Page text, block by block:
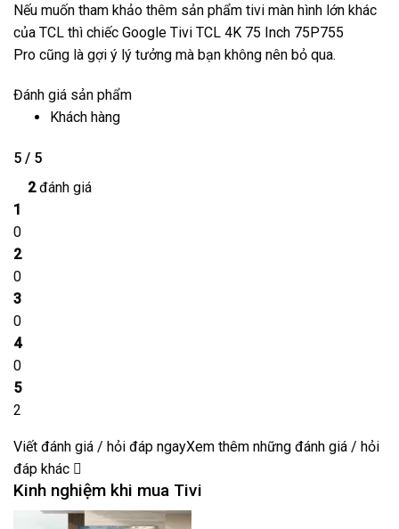
Nếu muốn tham khảo thêm sản phẩm tivi màn hình lớn khác
của TCL thì chiếc Google Tivi TCL 4K 75 Inch 75P755
Pro cũng là gợi ý lý tưởng mà bạn không nên bỏ qua.
Đánh giá sản phẩm
Khách hàng
5 / 5
2đánh giá
1
0
2
0
3
0
4
0
5
2
Viết đánh giá / hỏi đáp ngayXem thêm những đánh giá / hỏi
đáp khác
Kinh nghiệm khi mua Tivi